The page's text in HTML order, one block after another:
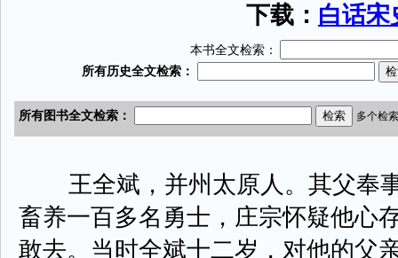
下载： 白话
本书全文检索：
王全斌，并州太原人。其父奉
畜养一百多名勇士，庄宗怀疑他心
敢去。当时全斌十二岁，对他的父